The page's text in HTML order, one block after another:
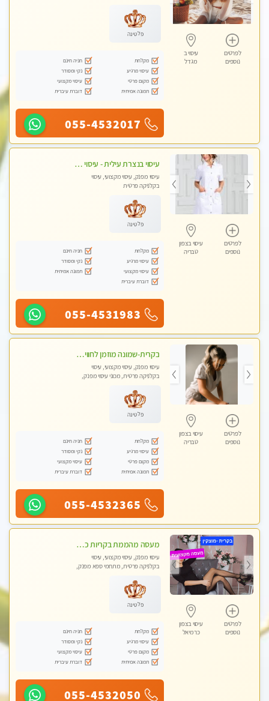
לפרטים
נוספים
עיסוי ב
מגדל
פלטינה
מקלחת
חניה חינם
עיסוי מרגיע
נקי ומסודר
מקום פרטי
עיסוי מקצועי
תמונה אמיתית
דוברת עיברית
055-4532017
לפרטים
נוספים
עיסוי בצפון
טבריה
עיסוי בנצרת עילית - עיסוי מפנק מרגיע ושקט במקום מדהים עיסוי מושקע מאוד
עיסוי מפנק, עיסוי מקצועי, עיסוי
בקלניקה פרטית
פלטינה
מקלחת
חניה חינם
עיסוי מרגיע
נקי ומסודר
עיסוי מקצועי
תמונה אמיתית
דוברת עיברית
055-4531983
לפרטים
נוספים
עיסוי בצפון
טבריה
בקרית-שמונה מוזמן לחוויה בלתי נשכחת מעסה איכותית מקצועית ומפנקת- ללא מין !!
עיסוי מפנק, עיסוי מקצועי, עיסוי
בקלניקה פרטית, מכוני עיסוי מפנק,
פלטינה
מקלחת
חניה חינם
עיסוי מרגיע
נקי ומסודר
מקום פרטי
עיסוי מקצועי
תמונה אמיתית
דוברת עיברית
055-4532365
לפרטים
נוספים
עיסוי בצפון
כרמיאל
מעסה מהממת בקריות כל סוגי העיסויים מעסה מקצועית ואיכותית פרטי!!!
עיסוי מפנק, עיסוי מקצועי, עיסוי
בקלניקה פרטית, מתחמי ספא מפנק,
פלטינה
מקלחת
חניה חינם
עיסוי מרגיע
נקי ומסודר
מקום פרטי
עיסוי מקצועי
תמונה אמיתית
דוברת עיברית
055-4532050